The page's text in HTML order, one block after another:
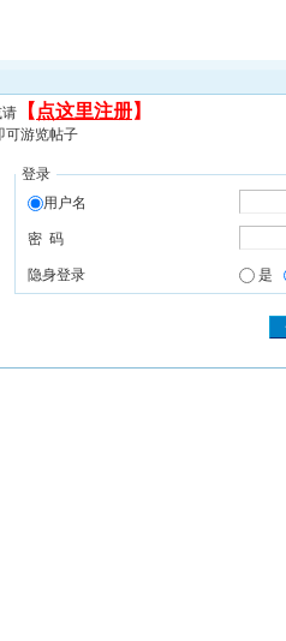
【 点这里注册】
可游览帖子
登录
用户名
密 码
隐身登录 是